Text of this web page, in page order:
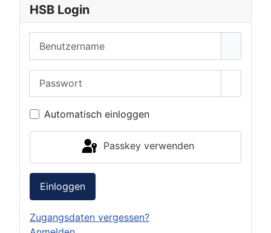
HSB Login
Automatisch einloggen
Passkey verwenden
Einloggen
Zugangsdaten vergessen?